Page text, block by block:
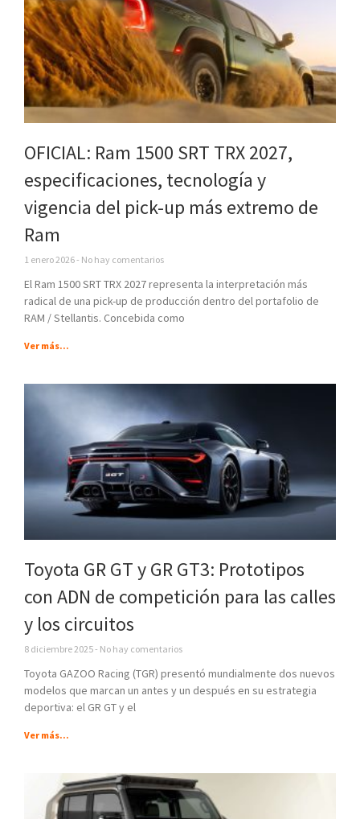
OFICIAL: Ram 1500 SRT TRX 2027,
especificaciones, tecnología y
vigencia del pick-up más extremo de
Ram
1 enero 2026 No hay comentarios
El Ram 1500 SRT TRX 2027 representa la interpretación más
radical de una pick-up de producción dentro del portafolio de
RAM / Stellantis. Concebida como
Ver más...
Toyota GR GT y GR GT3: Prototipos
con ADN de competición para las calles
y los circuitos
8 diciembre 2025 No hay comentarios
Toyota GAZOO Racing (TGR) presentó mundialmente dos nuevos
modelos que marcan un antes y un después en su estrategia
deportiva: el GR GT y el
Ver más...